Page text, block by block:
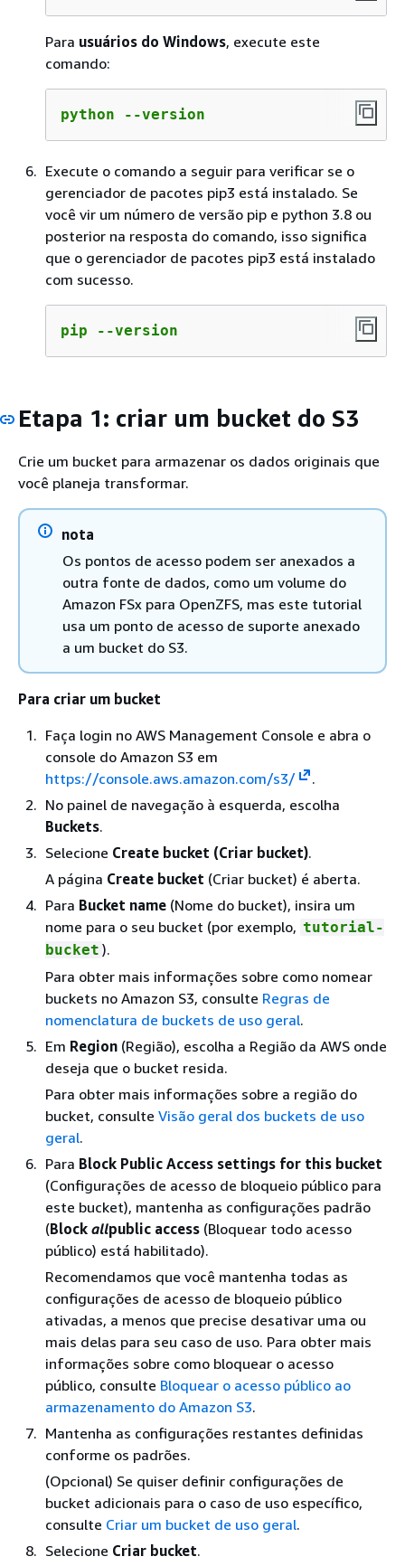
Para usuários do Windows, execute este
comando:
python --version
Execute o comando a seguir para verificar se o
gerenciador de pacotes pip3 está instalado. Se
você vir um número de versão pip e python 3.8 ou
posterior na resposta do comando, isso significa
que o gerenciador de pacotes pip3 está instalado
com sucesso.
pip --version
Etapa 1: criar um bucket do S3
Crie um bucket para armazenar os dados originais que
você planeja transformar.
nota
Os pontos de acesso podem ser anexados a
outra fonte de dados, como um volume do
Amazon FSx para OpenZFS, mas este tutorial
usa um ponto de acesso de suporte anexado
a um bucket do S3.
Para criar um bucket
Faça login no AWS Management Console e abra o
console do Amazon S3 em
https://console.aws.amazon.com/s3/
.
No painel de navegação à esquerda, escolha
Buckets.
Selecione Create bucket (Criar bucket).
A página Create bucket (Criar bucket) é aberta.
Para Bucket name (Nome do bucket), insira um
nome para o seu bucket (por exemplo, tutorial-
bucket ).
Para obter mais informações sobre como nomear
buckets no Amazon S3, consulte Regras de
nomenclatura de buckets de uso geral.
Em Region (Região), escolha a Região da AWS onde
deseja que o bucket resida.
Para obter mais informações sobre a região do
bucket, consulte Visão geral dos buckets de uso
geral.
Para Block Public Access settings for this bucket
(Configurações de acesso de bloqueio público para
este bucket), mantenha as configurações padrão
(Block allpublic access (Bloquear todo acesso
público) está habilitado).
Recomendamos que você mantenha todas as
configurações de acesso de bloqueio público
ativadas, a menos que precise desativar uma ou
mais delas para seu caso de uso. Para obter mais
informações sobre como bloquear o acesso
público, consulte Bloquear o acesso público ao
armazenamento do Amazon S3.
Mantenha as configurações restantes definidas
conforme os padrões.
(Opcional) Se quiser definir configurações de
bucket adicionais para o caso de uso específico,
consulte Criar um bucket de uso geral.
Selecione Criar bucket.